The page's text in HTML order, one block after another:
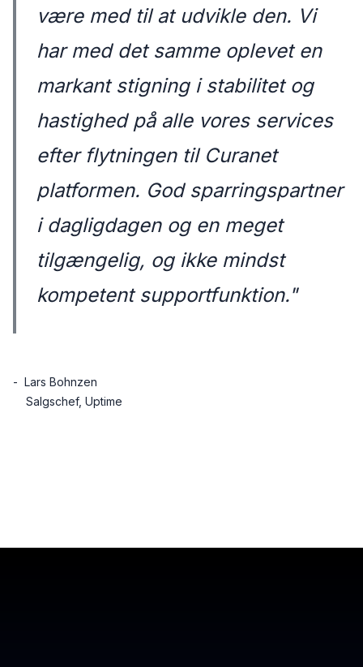
være med til at udvikle den. Vi
har med det samme oplevet en
markant stigning i stabilitet og
hastighed på alle vores services
efter flytningen til Curanet
platformen. God sparringspartner
i dagligdagen og en meget
tilgængelig, og ikke mindst
kompetent supportfunktion."
- Lars Bohnzen
Salgschef, Uptime